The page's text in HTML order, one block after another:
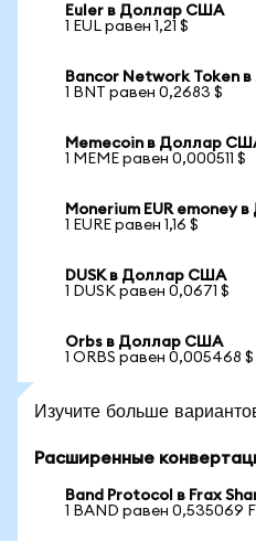
Euler в Доллар США
1 EUL равен 1,21 $
Bancor Network Token
1 BNT равен 0,2683 $
Memecoin в Доллар
1 MEME равен 0,000511 $
Monerium EUR emoney
1 EURE равен 1,16 $
DUSK в Доллар США
1 DUSK равен 0,0671 $
Orbs в Доллар США
1 ORBS равен 0,005468 $
Изучите больше
Расширенные
Band Protocol в Frax
1 BAND равен 0,535069